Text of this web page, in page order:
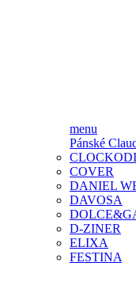
menu
Pánské
COVER
DANIEL
DAVOSA
D-ZINER
ELIXA
FESTINA